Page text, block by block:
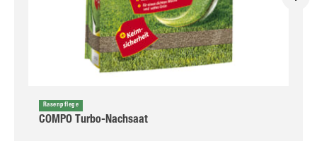
Rasenpflege
COMPO Turbo-Nachsaat